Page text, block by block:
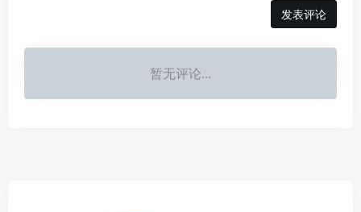
发表评论
暂无评论...